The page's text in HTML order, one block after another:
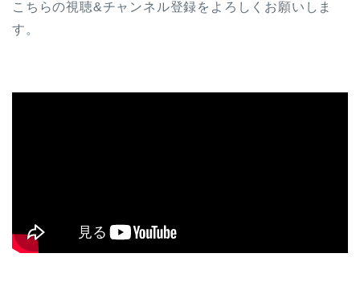
こちらの視聴&チャンネル登録をよろしくお願いしま
す。